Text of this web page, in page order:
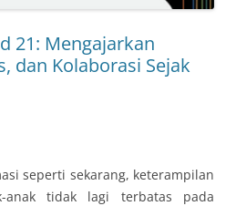
21: Mengajarkan
dan Kolaborasi Sejak
seperti sekarang, keterampilan
anak tidak lagi terbatas pada